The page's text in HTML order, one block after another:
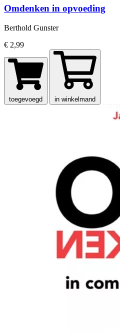
Omdenken in opvoeding
Berthold Gunster
€ 2,99
toegevoegd in winkelmand